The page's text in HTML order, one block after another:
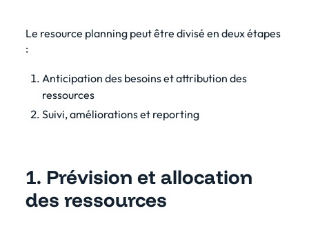
Le resource planning peut être divisé en deux étapes
:
Anticipation des besoins et attribution des
ressources
Suivi, améliorations et reporting
1. Prévision et allocation
des ressources